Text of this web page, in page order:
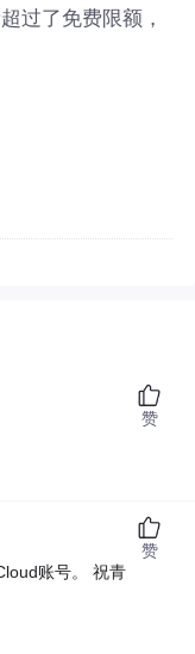
过了免费限额，
赞
账号。 祝青
赞